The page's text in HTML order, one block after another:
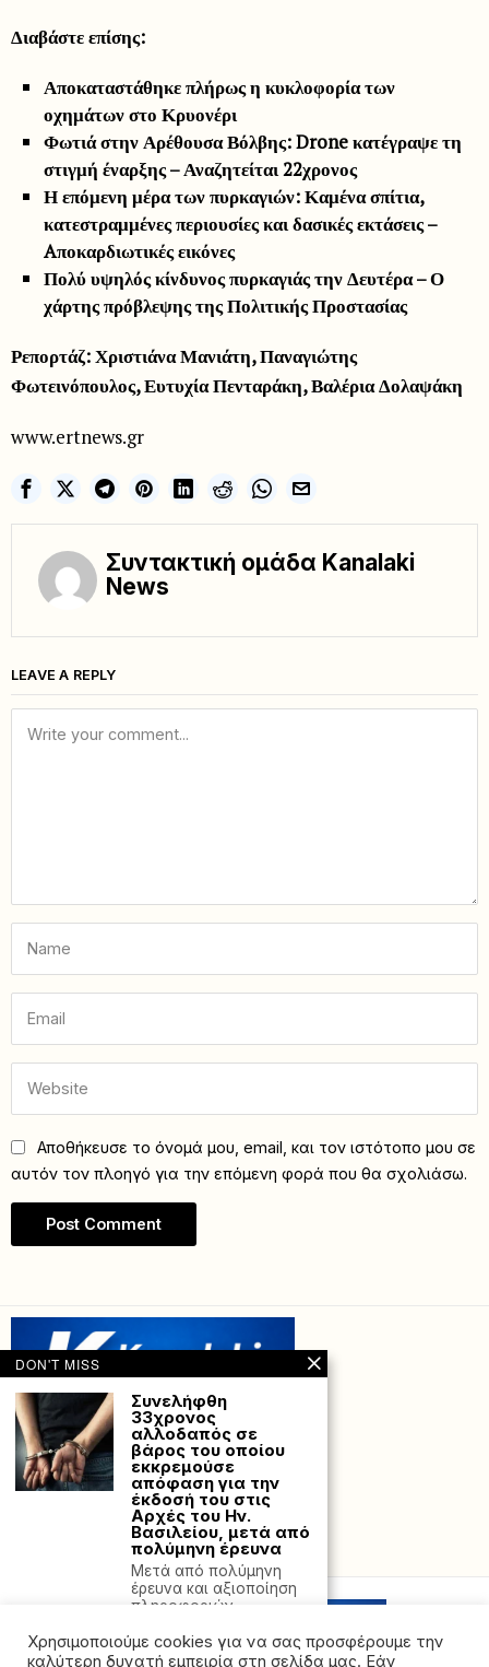
Διαβάστε επίσης:
Αποκαταστάθηκε πλήρως η κυκλοφορία των
οχημάτων στο Κρυονέρι
Φωτιά στην Αρέθουσα Βόλβης: Drone κατέγραψε τη
στιγμή έναρξης – Αναζητείται 22χρονος
Η επόμενη μέρα των πυρκαγιών: Καμένα σπίτια,
κατεστραμμένες περιουσίες και δασικές εκτάσεις –
Aποκαρδιωτικές εικόνες
Πολύ υψηλός κίνδυνος πυρκαγιάς την Δευτέρα – Ο
χάρτης πρόβλεψης της Πολιτικής Προστασίας
Ρεπορτάζ: Χριστιάνα Μανιάτη, Παναγιώτης
Φωτεινόπουλος, Ευτυχία Πενταράκη, Βαλέρια Δολαψάκη
www.ertnews.gr
Συντακτική ομάδα Kanalaki
News
LEAVE A REPLY
Αποθήκευσε το όνομά μου, email, και τον ιστότοπο μου σε
αυτόν τον πλοηγό για την επόμενη φορά που θα σχολιάσω.
by Hostville”)
Χρησιμοποιούμε cookies για να σας προσφέρουμε την
καλύτερη δυνατή εμπειρία στη σελίδα μας. Εάν
DON'T MISS
Συνελήφθη
33χρονος
αλλοδαπός σε
βάρος του οποίου
εκκρεμούσε
απόφαση για την
έκδοσή του στις
Αρχές του Ην.
Βασιλείου, μετά από
πολύμηνη έρευνα
Μετά από πολύμηνη
έρευνα και αξιοποίηση
πληροφοριών
Τμήματος